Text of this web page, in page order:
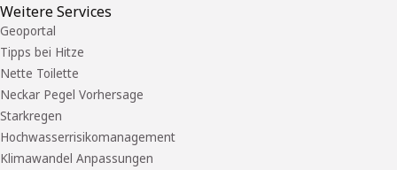
Weitere Services
Geoportal
Tipps bei Hitze
Nette Toilette
Neckar Pegel Vorhersage
Starkregen
Hochwasserrisikomanagement
Klimawandel Anpassungen